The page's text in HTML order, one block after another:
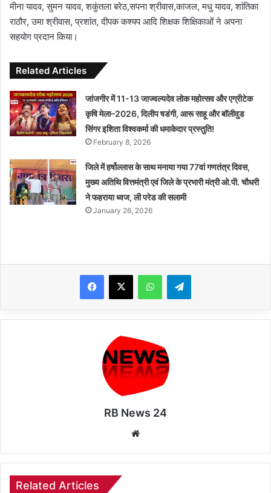
मीना यादव, सुमन यादव, शकुंतला बरेठ,सपना श्रीवास,काजल, मधु यादव, शांतिका
राठौर, उमा श्रीवास, प्रशांत, दीपक कश्यप आदि शिक्षक शिक्षिकाओं ने अपना
सहयोग प्रदान किया।
Related Articles
जांजगीर में 11-13 जाज्वल्यदेव लोक महोत्सव और एग्रीटेक
कृषि मेला–2026, दिलीप षडंगी, आरू साहू और बॉलीवुड
सिंगर इशिता विश्वकर्मा की धमाकेदार प्रस्तुति!
February 8, 2026
जिले में हर्षोल्लास के साथ मनाया गया 77वां गणतंत्र दिवस,
मुख्य अतिथि वित्तमंत्री एवं जिले के प्रभारी मंत्री ओ.पी. चौधरी
ने फहराया ध्वज, ली परेड की सलामी
January 26, 2026
WhatsAppTelegram
RB News 24
Related Articles